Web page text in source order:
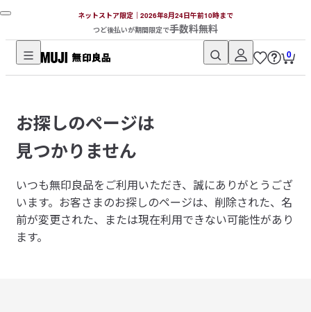
ネットストア限定｜2026年8月24日午前10時まで
つど後払いが期間限定で手数料無料
無
品
ネ
ッ
ト
ス
ト
ア
0
お探しのページは
見つかりません
いつも無印良品をご利用いただき、誠にありがとうござ
います。 お客さまのお探しのページは、削除された、名
前が変更された、または現在利用できない可能性があり
ます。